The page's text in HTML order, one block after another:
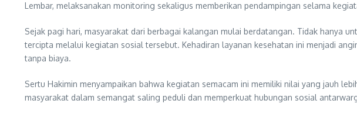
Lembar, melaksanakan monitoring sekaligus memberikan pendampingan selama
Sejak pagi hari, masyarakat dari berbagai kalangan mulai berdatangan. Tidak hanya
tercipta melalui kegiatan sosial tersebut. Kehadiran layanan kesehatan ini menjadi
tanpa biaya.
Sertu Hakimin menyampaikan bahwa kegiatan semacam ini memiliki nilai yang jauh
masyarakat dalam semangat saling peduli dan memperkuat hubungan sosial